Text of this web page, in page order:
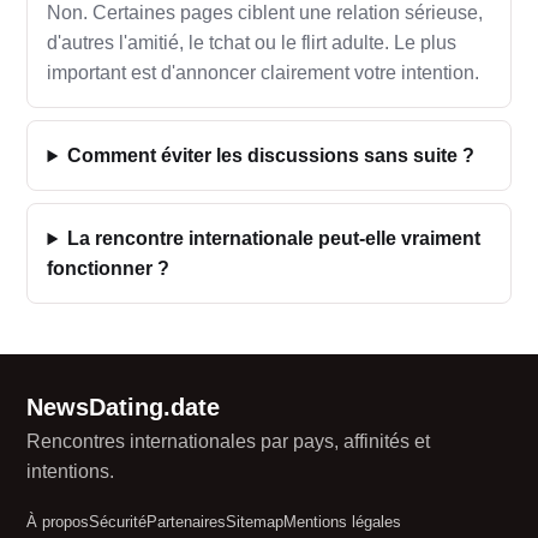
Non. Certaines pages ciblent une relation sérieuse,
d'autres l'amitié, le tchat ou le flirt adulte. Le plus
important est d'annoncer clairement votre intention.
Comment éviter les discussions sans suite ?
La rencontre internationale peut-elle vraiment
fonctionner ?
NewsDating.date
Rencontres internationales par pays, affinités et
intentions.
À proposSécuritéPartenairesSitemapMentions légales